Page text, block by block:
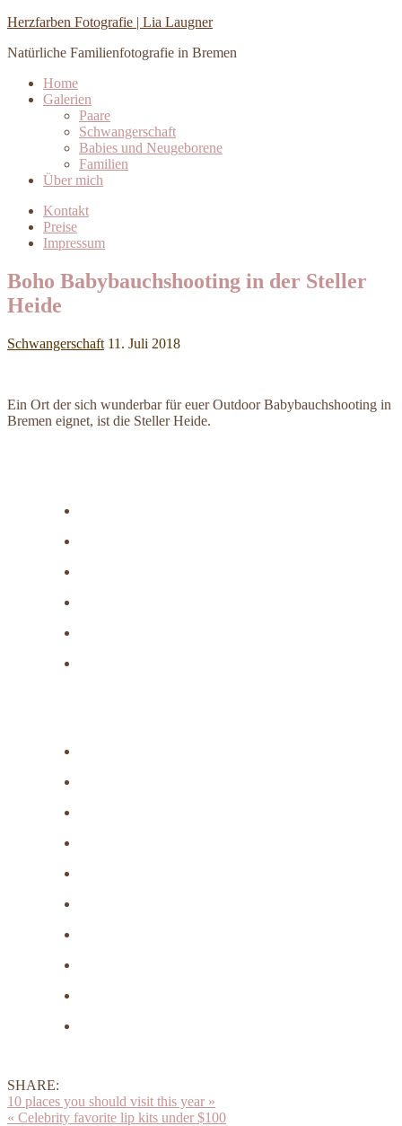
Herzfarben Fotografie | Lia Laugner
Natürliche Familienfotografie in Bremen
Home
Galerien
Paare
Schwangerschaft
Babies und Neugeborene
Familien
Über mich
Kontakt
Preise
Impressum
Boho Babybauchshooting in der Steller
Heide
Schwangerschaft 11. Juli 2018
Ein Ort der sich wunderbar für euer Outdoor Babybauchshooting in
Bremen eignet, ist die Steller Heide.
SHARE:
10 places you should visit this year »
« Celebrity favorite lip kits under $100